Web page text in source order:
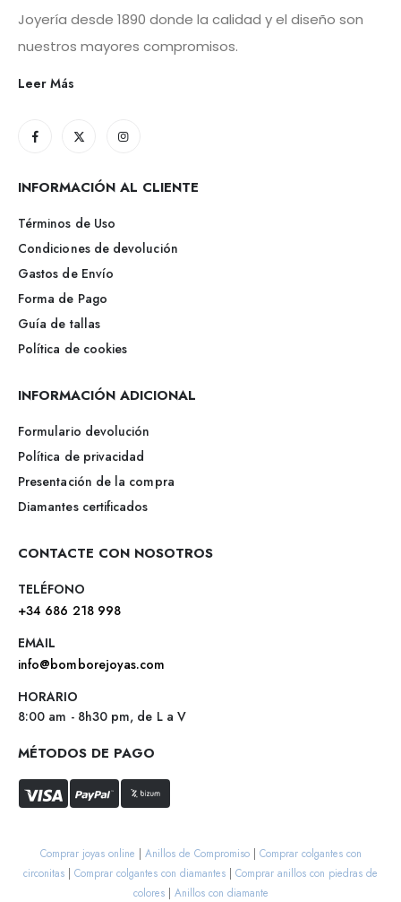
Joyería desde 1890 donde la calidad y el diseño son
nuestros mayores compromisos.
Leer Más
INFORMACIÓN AL CLIENTE
Términos de Uso
Condiciones de devolución
Gastos de Envío
Forma de Pago
Guía de tallas
Política de cookies
INFORMACIÓN ADICIONAL
Formulario devolución
Política de privacidad
Presentación de la compra
Diamantes certificados
CONTACTE CON NOSOTROS
TELÉFONO
+34 686 218 998
EMAIL
info@bomborejoyas.com
HORARIO
8:00 am - 8h30 pm, de L a V
MÉTODOS DE PAGO
Comprar joyas online | Anillos de Compromiso| Comprar colgantes con
circonitas | Comprar colgantes con diamantes | Comprar anillos con piedras de
colores| Anillos con diamante